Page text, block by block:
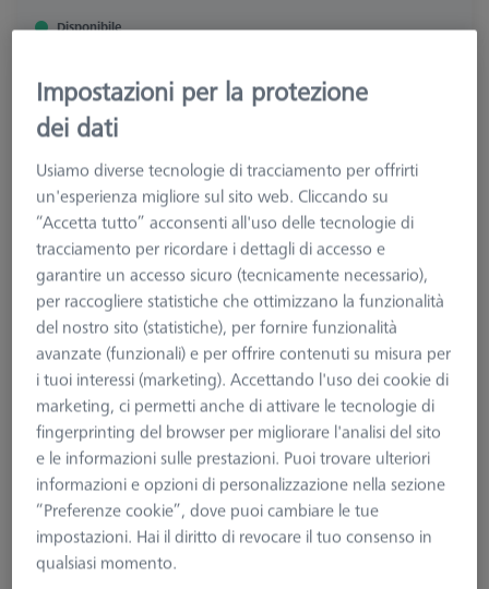
Disponibile
Pallet OMEGA 543, vetro trasparente,
regolabile
626109-9512-010
Tipologia di prodotto
Pallet a cornice
Materiale
Vetro trasparente
Applicazione
Sicuro
Sistema di misura
O-INSPECT 543
Griglia
Blank
Impostazioni per la protezione
dei dati
Usiamo diverse tecnologie di tracciamento per offrirti
un'esperienza migliore sul sito web. Cliccando su
“Accetta tutto” acconsenti all'uso delle tecnologie di
tracciamento per ricordare i dettagli di accesso e
garantire un accesso sicuro (tecnicamente necessario),
per raccogliere statistiche che ottimizzano la funzionalità
del nostro sito (statistiche), per fornire funzionalità
avanzate (funzionali) e per offrire contenuti su misura per
i tuoi interessi (marketing). Accettando l'uso dei cookie di
marketing, ci permetti anche di attivare le tecnologie di
fingerprinting del browser per migliorare l'analisi del sito
e le informazioni sulle prestazioni. Puoi trovare ulteriori
informazioni e opzioni di personalizzazione nella sezione
“Preferenze cookie”, dove puoi cambiare le tue
impostazioni. Hai il diritto di revocare il tuo consenso in
qualsiasi momento.